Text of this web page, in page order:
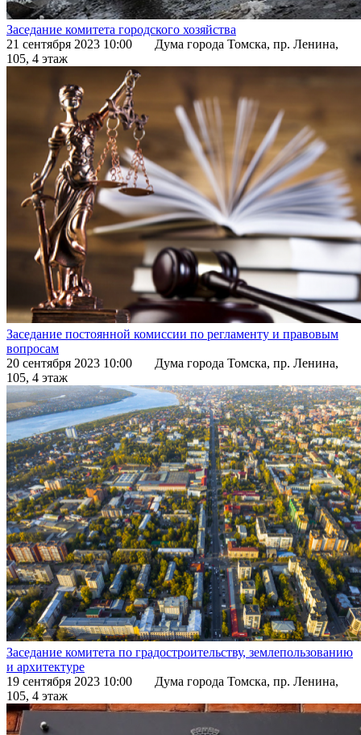
Заседание комитета городского хозяйства
21 сентября 2023 10:00 Дума города Томска, пр. Ленина,
105, 4 этаж
Заседание постоянной комиссии по регламенту и правовым
вопросам
20 сентября 2023 10:00 Дума города Томска, пр. Ленина,
105, 4 этаж
Заседание комитета по градостроительству, землепользованию
и архитектуре
19 сентября 2023 10:00 Дума города Томска, пр. Ленина,
105, 4 этаж